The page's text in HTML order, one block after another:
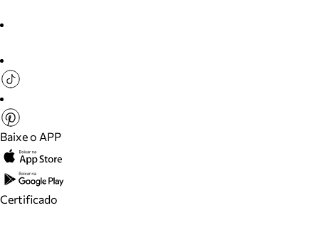
Baixe o APP
Certificado